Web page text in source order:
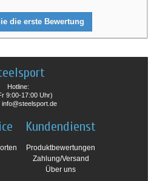
die erste Bewertung
Hotline:
9:00-17:00 Uhr)
info@steelsport.de
Kundendienst
Produktbewertungen
Zahlung/Versand
Über uns